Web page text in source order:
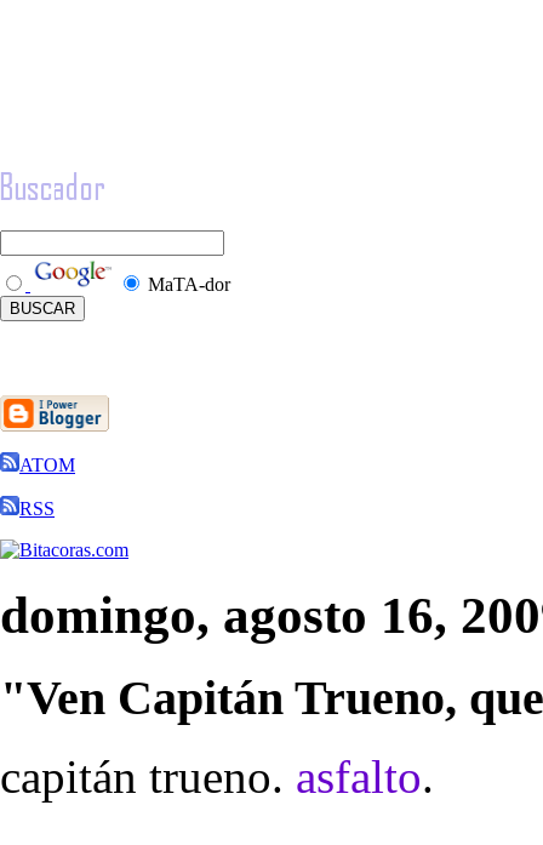
MaTA-dor
ATOM
RSS
domingo, agosto 16,
"Ven Capitán Trueno,
capitán trueno. asfalto.